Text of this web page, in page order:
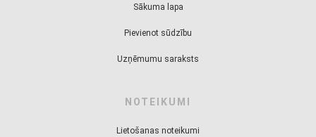
Sākuma lapa
Pievienot sūdzību
Uzņēmumu saraksts
NOTEIKUMI
Lietošanas noteikumi